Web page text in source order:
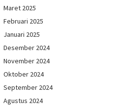
Maret 2025
Februari 2025
Januari 2025
Desember 2024
November 2024
Oktober 2024
September 2024
Agustus 2024